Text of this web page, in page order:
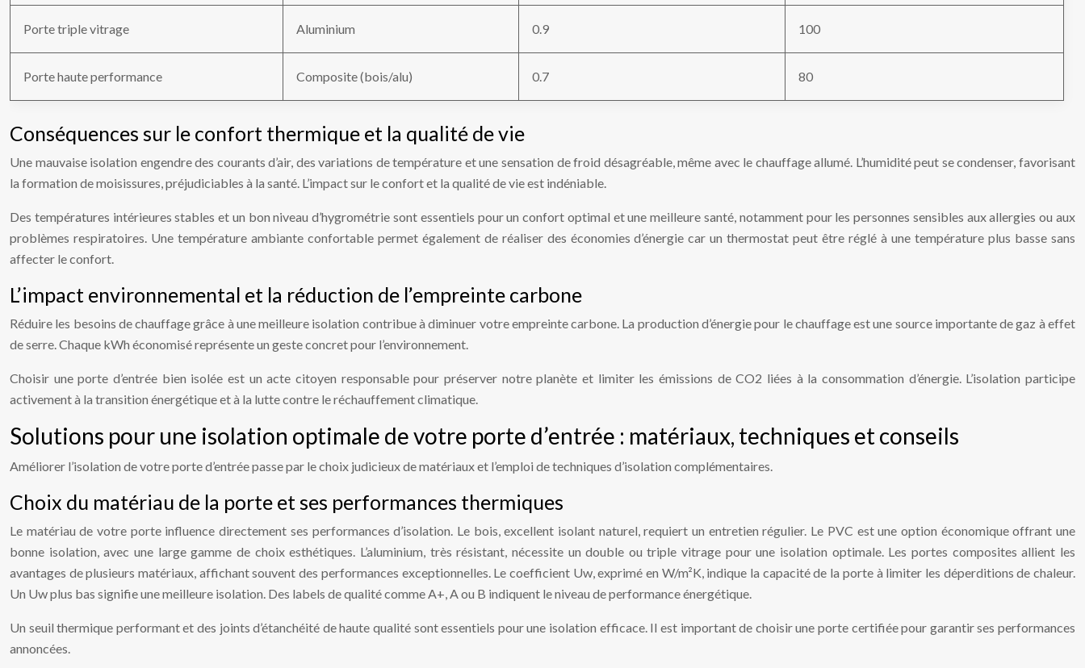
Porte triple vitrage Aluminium 0.9 100
Porte haute performance Composite (bois/alu) 0.7 80
Conséquences sur le confort thermique et la qualité de vie
Une mauvaise isolation engendre des courants d’air, des variations de température et une sensation de froid désagréable, même avec le chauffage allumé. L’humidité peut se condenser, favorisant
la formation de moisissures, préjudiciables à la santé. L’impact sur le confort et la qualité de vie est indéniable.
Des températures intérieures stables et un bon niveau d’hygrométrie sont essentiels pour un confort optimal et une meilleure santé, notamment pour les personnes sensibles aux allergies ou aux
problèmes respiratoires. Une température ambiante confortable permet également de réaliser des économies d’énergie car un thermostat peut être réglé à une température plus basse sans
affecter le confort.
L’impact environnemental et la réduction de l’empreinte carbone
Réduire les besoins de chauffage grâce à une meilleure isolation contribue à diminuer votre empreinte carbone. La production d’énergie pour le chauffage est une source importante de gaz à effet
de serre. Chaque kWh économisé représente un geste concret pour l’environnement.
Choisir une porte d’entrée bien isolée est un acte citoyen responsable pour préserver notre planète et limiter les émissions de CO2 liées à la consommation d’énergie. L’isolation participe
activement à la transition énergétique et à la lutte contre le réchauffement climatique.
Solutions pour une isolation optimale de votre porte d’entrée : matériaux, techniques et conseils
Améliorer l’isolation de votre porte d’entrée passe par le choix judicieux de matériaux et l’emploi de techniques d’isolation complémentaires.
Choix du matériau de la porte et ses performances thermiques
Le matériau de votre porte influence directement ses performances d’isolation. Le bois, excellent isolant naturel, requiert un entretien régulier. Le PVC est une option économique offrant une
bonne isolation, avec une large gamme de choix esthétiques. L’aluminium, très résistant, nécessite un double ou triple vitrage pour une isolation optimale. Les portes composites allient les
avantages de plusieurs matériaux, affichant souvent des performances exceptionnelles. Le coefficient Uw, exprimé en W/m²K, indique la capacité de la porte à limiter les déperditions de chaleur.
Un Uw plus bas signifie une meilleure isolation. Des labels de qualité comme A+, A ou B indiquent le niveau de performance énergétique.
Un seuil thermique performant et des joints d’étanchéité de haute qualité sont essentiels pour une isolation efficace. Il est important de choisir une porte certifiée pour garantir ses performances
annoncées.